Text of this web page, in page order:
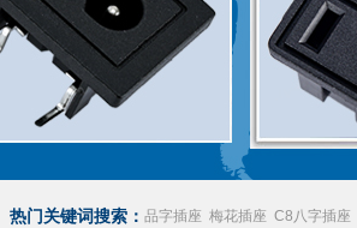
热门关键词搜索： 品字插座 梅花插座 C8八字插座